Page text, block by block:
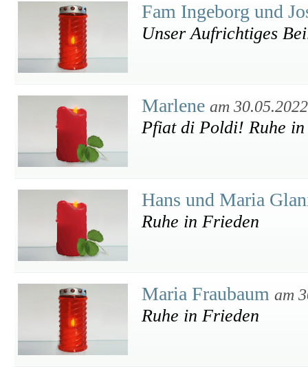
Fam Ingeborg und
Unser Aufrichtiges
Marlene am 30.05.2022
Pfiat di Poldi! Ruhe
Hans und Maria
Ruhe in Frieden
Maria Fraubaum am
Ruhe in Frieden